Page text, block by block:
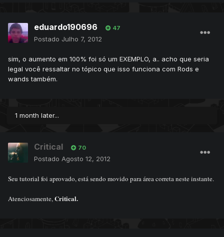
eduardo190696 47
Postado Julho 7, 2012
sim, o aumento em 100% foi só um EXEMPLO, a.. acho que seria
legal você ressaltar no tópico que isso funciona com Rods e
wands também.
1 month later...
Critical 70
Postado Agosto 12, 2012
Seu tutorial foi aprovado, está sendo movido para área correta neste instante.
Atenciosamente,Critical.